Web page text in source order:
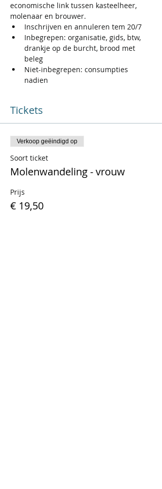
economische link tussen kasteelheer,
molenaar en brouwer.
Inschrijven en annuleren tem 20/7
Inbegrepen: organisatie, gids, btw,
drankje op de burcht, brood met
beleg
Niet-inbegrepen: consumpties
nadien
Tickets
Verkoop geëindigd op
Soort ticket
Molenwandeling - vrouw
Prijs
€ 19,50